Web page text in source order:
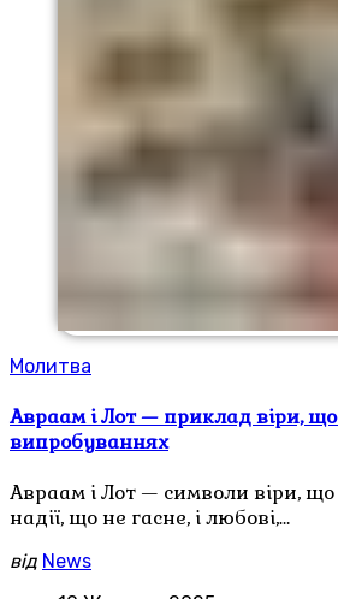
Молитва
Авраам і Лот — приклад віри,
випробуваннях
Авраам і Лот — символи віри, що
надії, що не гасне, і любові,…
від News